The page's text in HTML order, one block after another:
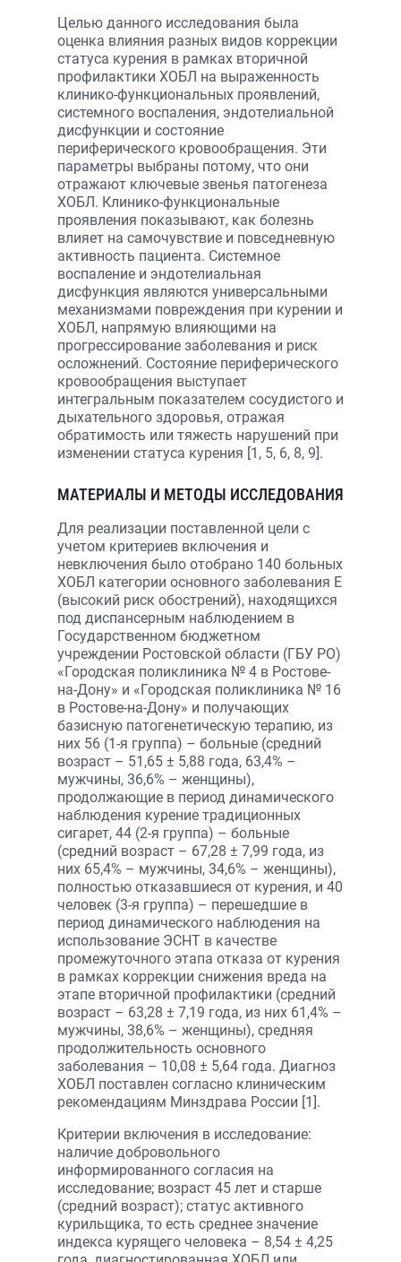
Целью данного исследования была
оценка влияния разных видов коррекции
статуса курения в рамках вторичной
профилактики ХОБЛ на выраженность
клинико-функциональных проявлений,
системного воспаления, эндотелиальной
дисфункции и состояние
периферического кровообращения. Эти
параметры выбраны потому, что они
отражают ключевые звенья патогенеза
ХОБЛ. Клинико-функциональные
проявления показывают, как болезнь
влияет на самочувствие и повседневную
активность пациента. Системное
воспаление и эндотелиальная
дисфункция являются универсальными
механизмами повреждения при курении и
ХОБЛ, напрямую влияющими на
прогрессирование заболевания и риск
осложнений. Состояние периферического
кровообращения выступает
интегральным показателем сосудистого и
дыхательного здоровья, отражая
обратимость или тяжесть нарушений при
изменении статуса курения [1, 5, 6, 8, 9].
МАТЕРИАЛЫ И МЕТОДЫ ИССЛЕДОВАНИЯ
Для реализации поставленной цели с
учетом критериев включения и
невключения было отобрано 140 больных
ХОБЛ категории основного заболевания Е
(высокий риск обострений), находящихся
под диспансерным наблюдением в
Государственном бюджетном
учреждении Ростовской области (ГБУ РО)
«Городская поликлиника № 4 в Ростове-
на-Дону» и «Городская поликлиника № 16
в Ростове-на-Дону» и получающих
базисную патогенетическую терапию, из
них 56 (1-я группа) – больные (средний
возраст – 51,65 ± 5,88 года, 63,4% –
мужчины, 36,6% – женщины),
продолжающие в период динамического
наблюдения курение традиционных
сигарет, 44 (2-я группа) – больные
(средний возраст – 67,28 ± 7,99 года, из
них 65,4% – мужчины, 34,6% – женщины),
полностью отказавшиеся от курения, и 40
человек (3-я группа) – перешедшие в
период динамического наблюдения на
использование ЭСНТ в качестве
промежуточного этапа отказа от курения
в рамках коррекции снижения вреда на
этапе вторичной профилактики (средний
возраст – 63,28 ± 7,19 года, из них 61,4% –
мужчины, 38,6% – женщины), средняя
продолжительность основного
заболевания – 10,08 ± 5,64 года. Диагноз
ХОБЛ поставлен согласно клиническим
рекомендациям Минздрава России [1].
Критерии включения в исследование:
наличие добровольного
информированного согласия на
исследование; возраст 45 лет и старше
(средний возраст); статус активного
курильщика, то есть среднее значение
индекса курящего человека – 8,54 ± 4,25